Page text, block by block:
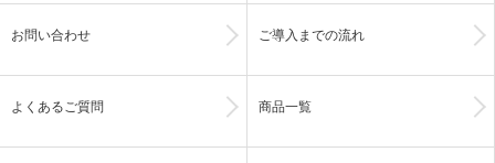
お問い合わせ ご導入までの流れ
よくあるご質問 商品一覧